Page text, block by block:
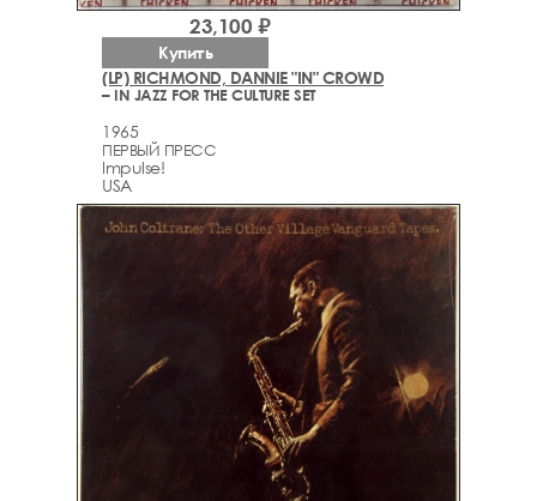
(LP) RICHMOND, DANNIE "IN" CROWD
– IN JAZZ FOR THE CULTURE SET
1965
ПЕРВЫЙ ПРЕСС
Impulse!
USA
23,100 ₽
Купить